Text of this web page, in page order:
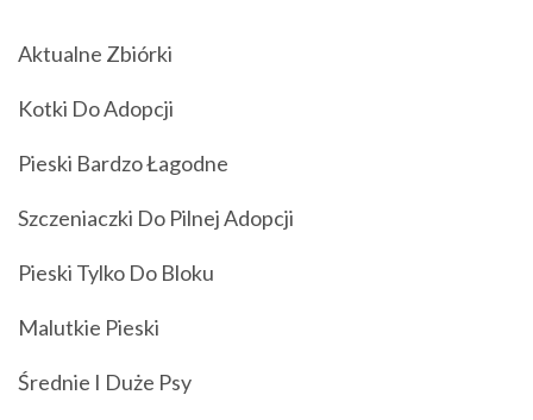
Aktualne Zbiórki
Kotki Do Adopcji
Pieski Bardzo Łagodne
Szczeniaczki Do Pilnej Adopcji
Pieski Tylko Do Bloku
Malutkie Pieski
Średnie I Duże Psy